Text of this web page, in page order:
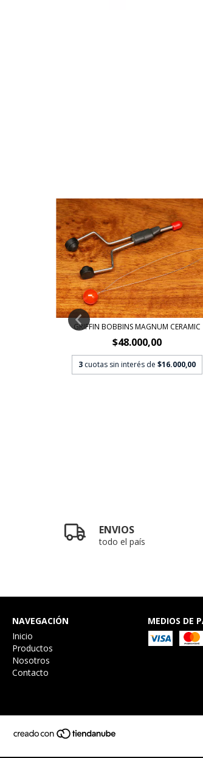
GRIFFIN BOBBINS MAGNUM CERAMIC
$48.000,00
3 cuotas sin interés de$16.000,00
ENVIOS
todo el país
NAVEGACIÓN
Inicio
Productos
Nosotros
Contacto
MEDIOS DE